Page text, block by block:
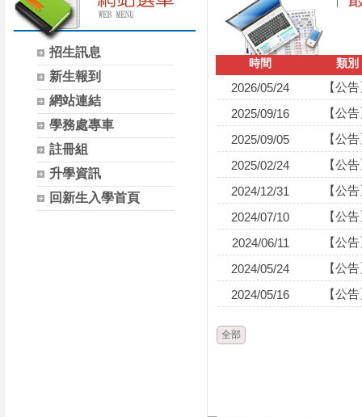
招生訊息
新生報到
網站連結
學務處專車
註冊組
升學資訊
回新生入學首頁
時間 類別
2026/05/24
【公
2025/09/16
【公
2025/09/05
【公
2025/02/24
【公
2024/12/31
【公
2024/07/10
【公
2024/06/11
【公
2024/05/24
【公
2024/05/16
【公
全部